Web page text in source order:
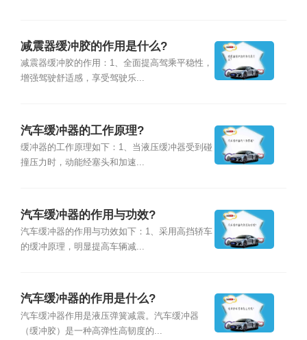
减震器缓冲胶的作用是什么?
减震器缓冲胶的作用：1、全面提高驾乘平稳性，
增强驾驶舒适感，享受驾驶乐...
汽车缓冲器的工作原理?
缓冲器的工作原理如下：1、当液压缓冲器受到碰
撞压力时，动能经塞头和加速...
汽车缓冲器的作用与功效?
汽车缓冲器的作用与功效如下：1、采用高挡轿车
的缓冲原理，明显提高车辆减...
汽车缓冲器的作用是什么?
汽车缓冲器作用是液压弹簧减震。汽车缓冲器
（缓冲胶）是一种高弹性高韧度的...